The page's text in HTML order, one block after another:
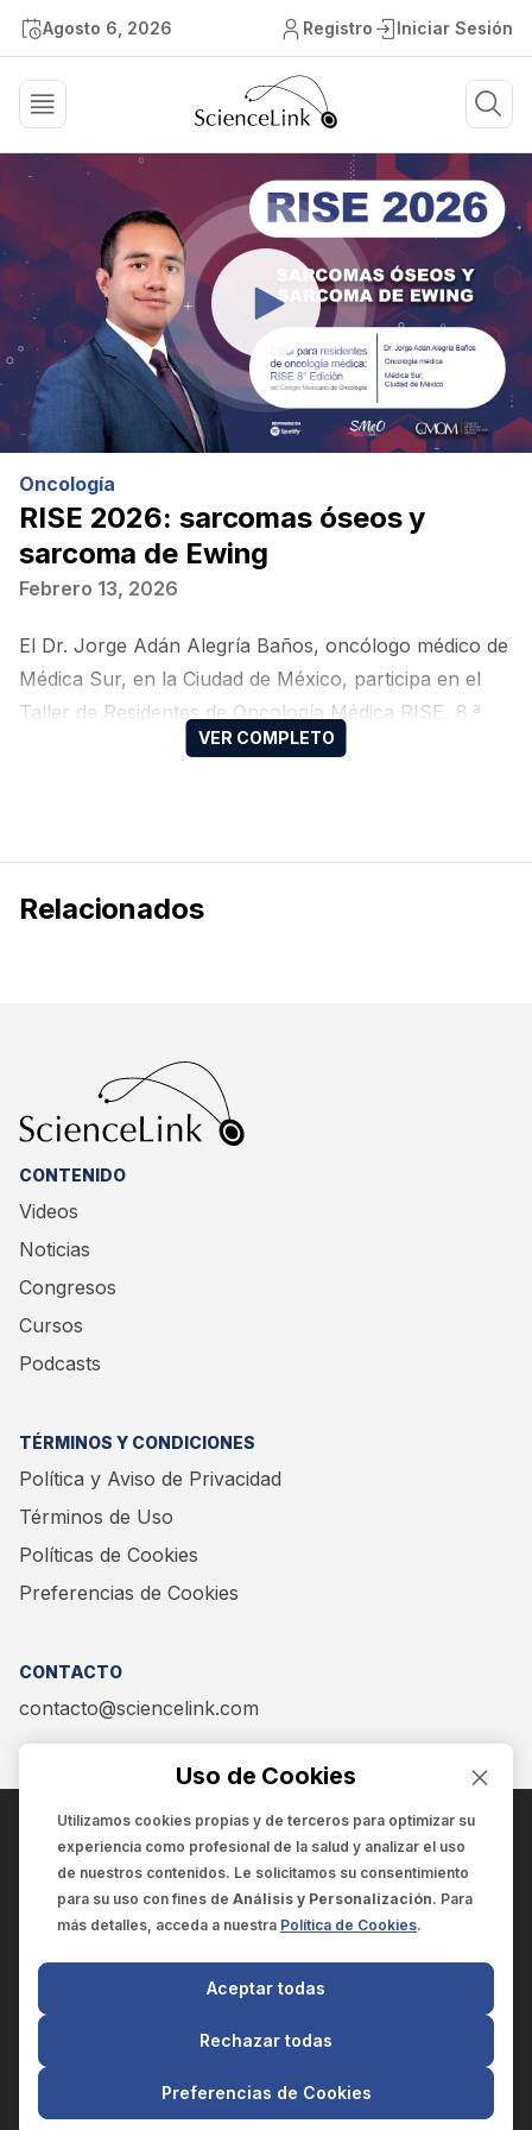
Agosto 6, 2026 Registro Iniciar Sesión
Oncología
RISE 2026: sarcomas óseos y
sarcoma de Ewing
Febrero 13, 2026
El Dr. Jorge Adán Alegría Baños, oncólogo médico de
Médica Sur, en la Ciudad de México, participa en el
Taller de Residentes de Oncología Médica RISE, 8.ª
edición, donde aborda los sarcomas óseos y el
Relacionados
CONTENIDO
Videos
Noticias
Congresos
Cursos
Podcasts
TÉRMINOS Y CONDICIONES
Política y Aviso de Privacidad
Términos de Uso
Políticas de Cookies
Preferencias de Cookies
CONTACTO
contacto@sciencelink.com
ENCUÉNTRANOS EN:
SCIENCELINK
SCILINK COMUNICACIÓN CIENTÍFICA SC
El contenido y la información de este sitio web es exclusivo
para profesionales de la salud.
Uso de Cookies
Utilizamos cookies propias y de terceros para optimizar su
experiencia como profesional de la salud y analizar el uso
de nuestros contenidos. Le solicitamos su consentimiento
para su uso con fines de Análisis y Personalización. Para
más detalles, acceda a nuestra Política de Cookies.
Preferencias de Cookies
Rechazar todas
Aceptar todas